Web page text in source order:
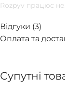
Rozpyv працює
Відгуки (3)
Оплата та
Супутні